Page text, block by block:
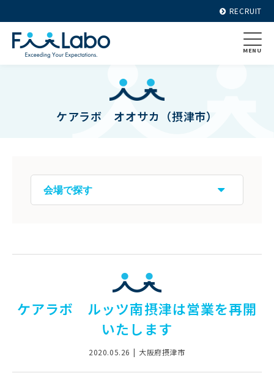
RECRUIT
MENU
ケアラボ オオサカ（摂津市）
ケアラボ ルッツ南摂津は営業を再開
いたします
2020.05.26 大阪府摂津市